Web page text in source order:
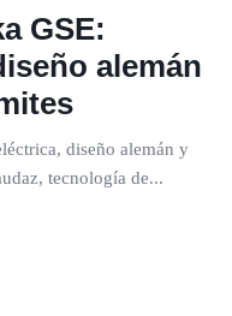
GSE:
alemán
diseño alemán y
tecnología de...